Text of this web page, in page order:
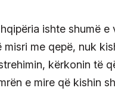
ishte shumë
me qepë, nuk
kërkonin të
e mire që kishin